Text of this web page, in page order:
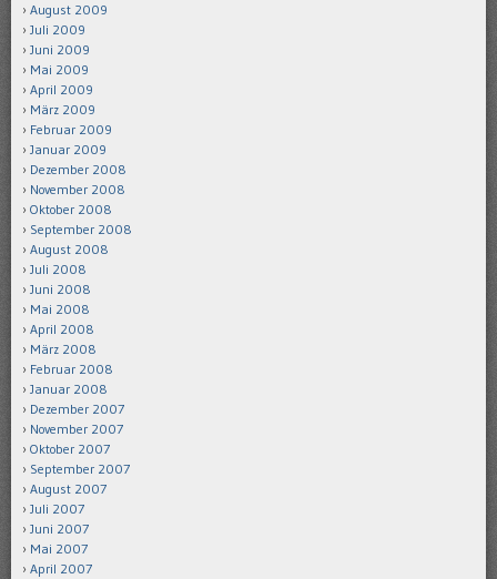
August 2009
Juli 2009
Juni 2009
Mai 2009
April 2009
März 2009
Februar 2009
Januar 2009
Dezember 2008
November 2008
Oktober 2008
September 2008
August 2008
Juli 2008
Juni 2008
Mai 2008
April 2008
März 2008
Februar 2008
Januar 2008
Dezember 2007
November 2007
Oktober 2007
September 2007
August 2007
Juli 2007
Juni 2007
Mai 2007
April 2007